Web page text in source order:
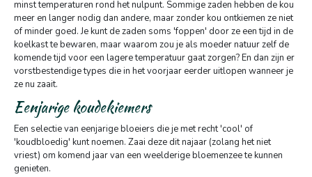
minst temperaturen rond het nulpunt. Sommige zaden hebben de kou
meer en langer nodig dan andere, maar zonder kou ontkiemen ze niet
of minder goed. Je kunt de zaden soms 'foppen' door ze een tijd in de
koelkast te bewaren, maar waarom zou je als moeder natuur zelf de
komende tijd voor een lagere temperatuur gaat zorgen? En dan zijn er
vorstbestendige types die in het voorjaar eerder uitlopen wanneer je
ze nu zaait.
Eenjarige koudekiemers
Een selectie van eenjarige bloeiers die je met recht 'cool' of
'koudbloedig' kunt noemen. Zaai deze dit najaar (zolang het niet
vriest) om komend jaar van een weelderige bloemenzee te kunnen
genieten.